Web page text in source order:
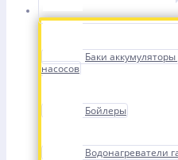
Баки
насосов
Бойлеры
Водонагреватели